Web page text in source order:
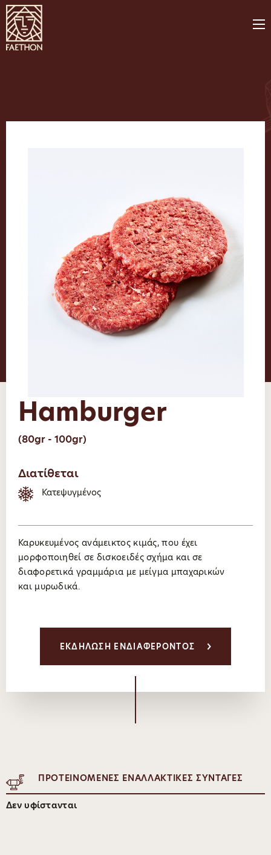
Hamburger
(80gr - 100gr)
Διατίθεται
Κατεψυγμένος
Καρυκευμένος ανάμεικτος κιμάς, που έχει
μορφοποιηθεί σε δισκοειδές σχήμα και σε
διαφορετικά γραμμάρια με μείγμα μπαχαρικών
και μυρωδικά.
ΕΚΔΗΛΩΣΗ ΕΝΔΙΑΦΕΡΟΝΤΟΣ
ΠΡΟΤΕΙΝΟΜΕΝΕΣ ΕΝΑΛΛΑΚΤΙΚΕΣ ΣΥΝΤΑΓΕΣ
Δεν υφίστανται